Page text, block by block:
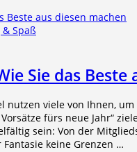
Spaß
Sie das Beste
nutzen viele von Ihnen,
fürs neue Jahr“
sein: Von der
keine Grenzen …